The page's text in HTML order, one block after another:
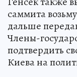
саммита
дальше
Члены-
подтвердить
Киева на